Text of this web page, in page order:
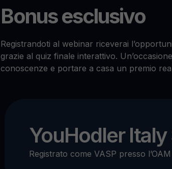
Bonus esclusivo
Registrandoti al webinar riceverai
grazie al quiz finale interattivo.
conoscenze e portare a casa un premio
YouHodler Italy
Registrato come VASP presso l’OAM